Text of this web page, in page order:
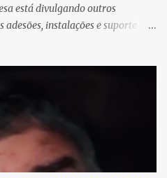
está divulgando outros
instalações e suporte